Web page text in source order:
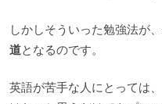
しかしそういった勉強法が、
道となるのです。
英語が苦手な人にとっては